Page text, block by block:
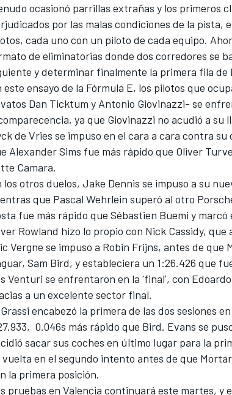
ocasionó parrillas extrañas y los primeros
por las malas condiciones de la pista,
cada uno con un piloto de cada equipo.
de eliminatorias donde dos corredores se
y determinar finalmente la primera fila de
este ensayo de la Fórmula E, los pilotos que
Dan Ticktum y Antonio Giovinazzi- se
ya que Giovinazzi no acudió a su
de Vries se impuso en el cara a cara contra
Alexander Sims fue más rápido que Oliver
Camara.
los otros duelos, Jake Dennis se impuso a su
que Pascal Wehrlein superó al otro
fue más rápido que Sébastien Buemi y
Rowland hizo lo propio con Nick Cassidy,
Vergne se impuso a Robin Frijns, antes de que
Sam Bird, y estableciera un 1:26.426 que
Venturi se enfrentaron en la 'final', con
a un excelente sector final.
encabezó la primera de las dos sesiones
0.046s más rápido que Bird. Evans se
sacar sus coches en último lugar para la
vuelta en el segundo intento antes de que
la primera posición.
pruebas en Valencia continuará este martes, y